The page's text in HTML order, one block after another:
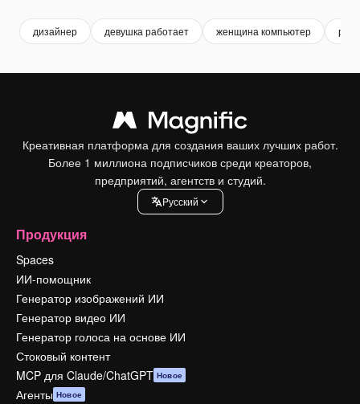
дизайнер девушка работает женщина компьютер
Креативная платформа для создания ваших лучших работ.
Более 1 миллиона подписчиков среди креаторов,
предприятий, агентств и студий.
Pусский
Продукция
Spaces
ИИ-помощник
Генератор изображений ИИ
Генератор видео ИИ
Генератор голоса на основе ИИ
Стоковый контент
MCP для Claude/ChatGPT Новое
Агенты Новое